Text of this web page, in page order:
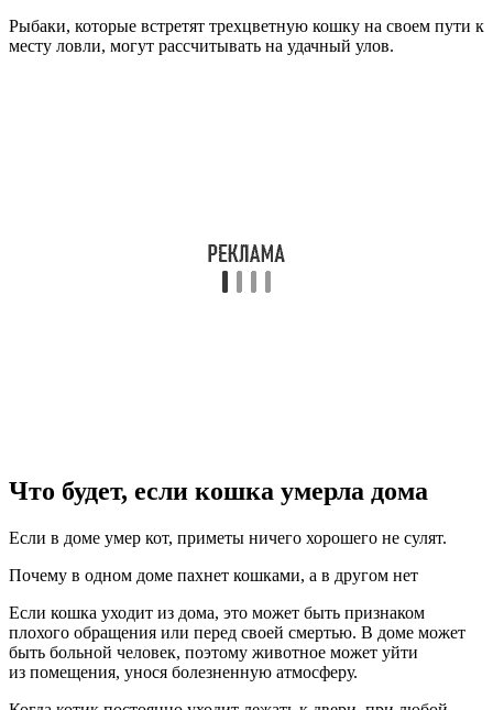
Рыбаки, которые встретят трехцветную кошку на своем пути к
месту ловли, могут рассчитывать на удачный улов.
Что будет, если кошка умерла дома
Если в доме умер кот, приметы ничего хорошего не сулят.
Почему в одном доме пахнет кошками, а в другом нет
Если кошка уходит из дома, это может быть признаком
плохого обращения или перед своей смертью. В доме может
быть больной человек, поэтому животное может уйти
из помещения, унося болезненную атмосферу.